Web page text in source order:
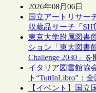
2026年08月06日
国立アートリサー
収蔵品サーチ「
東京大学附属図書
ション「東大図書
Challenge 2030」を
イタリア図書館協
ト“TuttInLibro”：
【イベント】国